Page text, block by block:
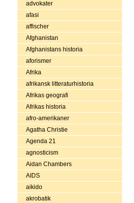
advokater
afasi
affischer
Afghanistan
Afghanistans historia
aforismer
Afrika
afrikansk litteraturhistoria
Afrikas geografi
Afrikas historia
afro-amerikaner
Agatha Christie
Agenda 21
agnosticism
Aidan Chambers
AIDS
aikido
akrobatik